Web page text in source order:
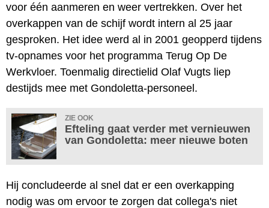
voor één aanmeren en weer vertrekken. Over het
overkappen van de schijf wordt intern al 25 jaar
gesproken. Het idee werd al in 2001 geopperd tijdens
tv-opnames voor het programma Terug Op De
Werkvloer. Toenmalig directielid Olaf Vugts liep
destijds mee met Gondoletta-personeel.
ZIE OOK
Efteling gaat verder met vernieuwen
van Gondoletta: meer nieuwe boten
Hij concludeerde al snel dat er een overkapping
nodig was om ervoor te zorgen dat collega's niet